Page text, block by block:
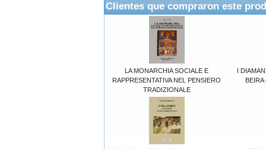
Clientes que compraron este
LA MONARCHIA SOCIALE E
RAPPRESENTATIVA NEL PENSIERO
TRADIZIONALE
I
BEIRA